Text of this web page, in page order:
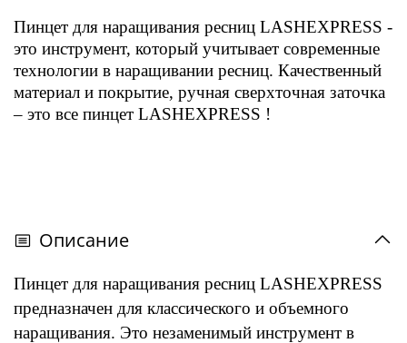
Пинцет для наращивания ресниц LASHEXPRESS -
это инструмент, который учитывает современные
технологии в наращивании ресниц. Качественный
материал и покрытие, ручная сверхточная заточка
– это все пинцет LASHEXPRESS !
Описание
Пинцет для наращивания ресниц LASHEXPRESS
предназначен для классического и объемного
наращивания. Это незаменимый инструмент в